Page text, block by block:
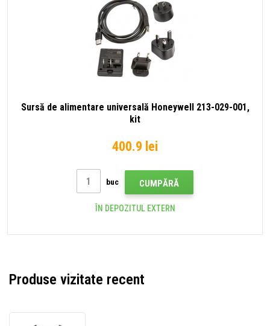
Sursă de alimentare universală Honeywell 213-029-001,
kit
400.9 lei
buc CUMPĂRĂ
ÎN DEPOZITUL EXTERN
Produse vizitate recent